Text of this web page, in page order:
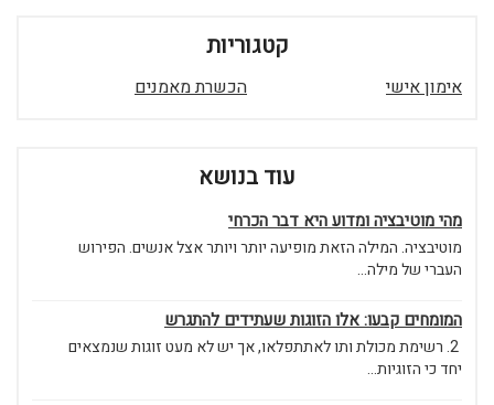
קטגוריות
אימון אישי הכשרת מאמנים
עוד בנושא
מהי מוטיבציה ומדוע היא דבר הכרחי
מוטיבציה. המילה הזאת מופיעה יותר ויותר אצל אנשים. הפירוש
העברי של מילה...
המומחים קבעו: אלו הזוגות שעתידים להתגרש
2. רשימת מכולת ותו לאתתפלאו, אך יש לא מעט זוגות שנמצאים
יחד כי הזוגיות...